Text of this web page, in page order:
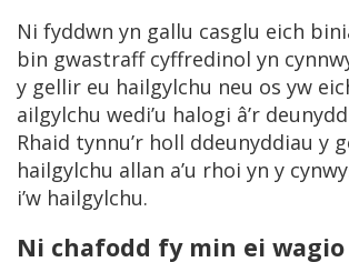
Ni fyddwn yn gallu casglu eich
bin gwastraff cyffredinol yn
y gellir eu hailgylchu neu os yw
ailgylchu wedi’u halogi â’r
Rhaid tynnu’r holl ddeunyddiau y
hailgylchu allan a’u rhoi yn y
i’w hailgylchu.
Ni chafodd fy min ei